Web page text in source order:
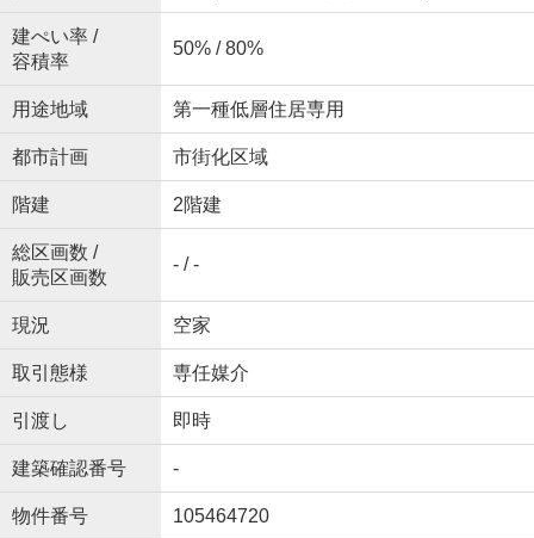
建ぺい率 /
容積率
50% / 80%
用途地域 第一種低層住居専用
都市計画 市街化区域
階建 2階建
総区画数 /
販売区画数
- / -
現況 空家
取引態様 専任媒介
引渡し 即時
建築確認番号 -
物件番号 105464720